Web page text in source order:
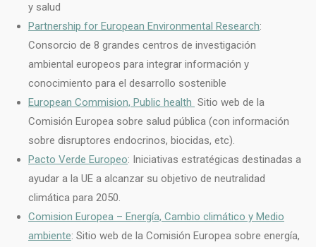
y salud
Partnership for European Environmental Research:
Consorcio de 8 grandes centros de investigación
ambiental europeos para integrar información y
conocimiento para el desarrollo sostenible
European Commision, Public health Sitio web de la
Comisión Europea sobre salud pública (con información
sobre disruptores endocrinos, biocidas, etc).
Pacto Verde Europeo: Iniciativas estratégicas destinadas a
ayudar a la UE a alcanzar su objetivo de neutralidad
climática para 2050.
Comision Europea – Energía, Cambio climático y Medio
ambiente: Sitio web de la Comisión Europea sobre energía,